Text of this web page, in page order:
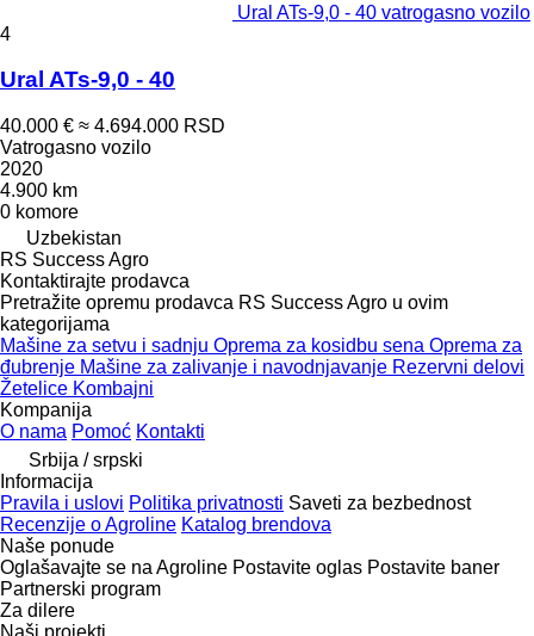
Ural ATs-9,0 - 40 vatrogasno vozilo
4
Ural ATs-9,0 - 40
40.000 € ≈ 4.694.000 RSD
Vatrogasno vozilo
2020
4.900 km
0 komore
Uzbekistan
RS Success Agro
Kontaktirajte prodavca
Pretražite opremu prodavca RS Success Agro u ovim
kategorijama
Mašinе za setvu i sadnju Oprema za kosidbu sena Oprema za
đubrenje Mašine za zalivanje i navodnjavanje Rezervni delovi
Žetelice Kombajni
Kompanija
O nama Pomoć Kontakti
Srbija / srpski
Informacija
Pravila i uslovi Politika privatnosti Saveti za bezbednost
Recenzije o Agroline Katalog brendova
Naše ponude
Oglašavajte se na Agroline Postavite oglas Postavite baner
Partnerski program
Za dilere
Naši projekti